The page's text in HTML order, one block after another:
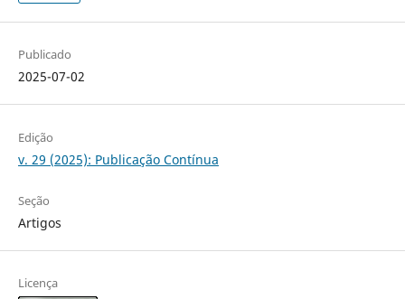
Publicado
2025-07-02
Edição
v. 29 (2025): Publicação Contínua
Seção
Artigos
Licença